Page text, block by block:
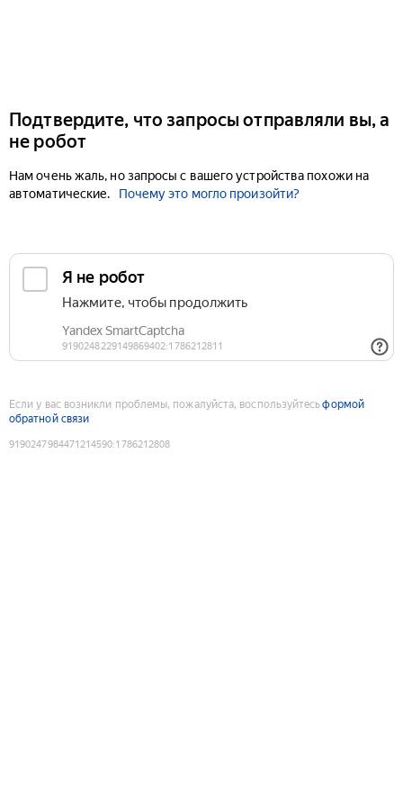
Подтвердите, что запросы отправляли вы, а
не робот
Нам очень жаль, но запросы с вашего устройства похожи на
автоматические.
Почему это могло произойти?
Если у вас возникли проблемы, пожалуйста, воспользуйтесьформой
обратной связи
9190247984471214590:1786212808